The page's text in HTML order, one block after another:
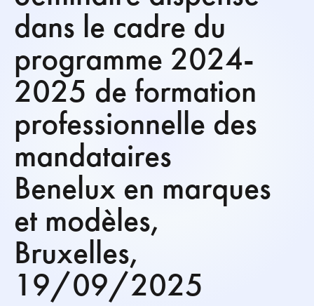
dans le cadre du
programme 2024-
2025 de formation
professionnelle des
mandataires
Benelux en marques
et modèles,
Bruxelles,
19/09/2025